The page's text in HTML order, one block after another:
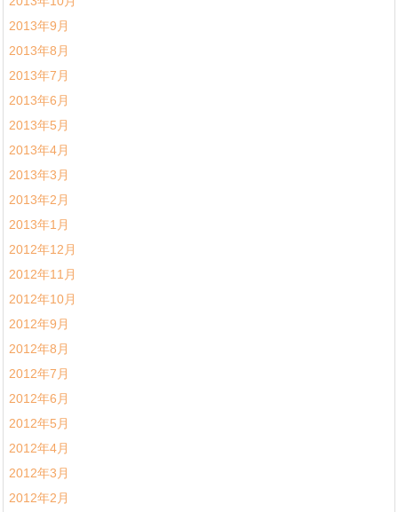
2013年9月
2013年8月
2013年7月
2013年6月
2013年5月
2013年4月
2013年3月
2013年2月
2013年1月
2012年12月
2012年11月
2012年10月
2012年9月
2012年8月
2012年7月
2012年6月
2012年5月
2012年4月
2012年3月
2012年2月